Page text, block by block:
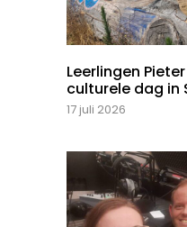
Leerlingen
culturele dag in
17 juli 2026